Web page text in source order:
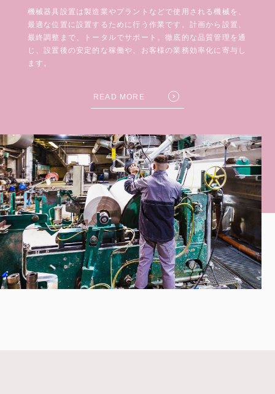
機械器具設置は製造業やプラントなどで使用される機械を、
最適な位置に設置するために行う作業です。計画から設置、
最終調整まで、トータルでサポート。徹底的な品質管理を通
じ、設置後の安定的な稼働や、お客様の業務効率化に寄与し
ます。
READ MORE